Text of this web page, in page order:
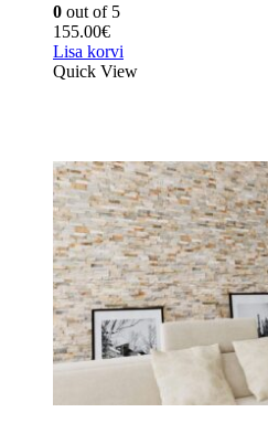
0 out of 5
155.00€
Lisa korvi
Quick View